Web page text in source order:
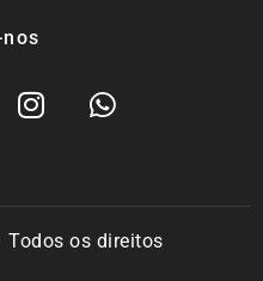
os direitos